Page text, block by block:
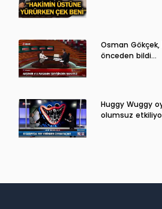
Osman Gökçek,
önceden bildi...
Huggy Wuggy
olumsuz